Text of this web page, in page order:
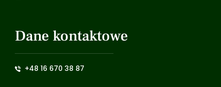
Dane kontaktowe
+48 16 670 38 87